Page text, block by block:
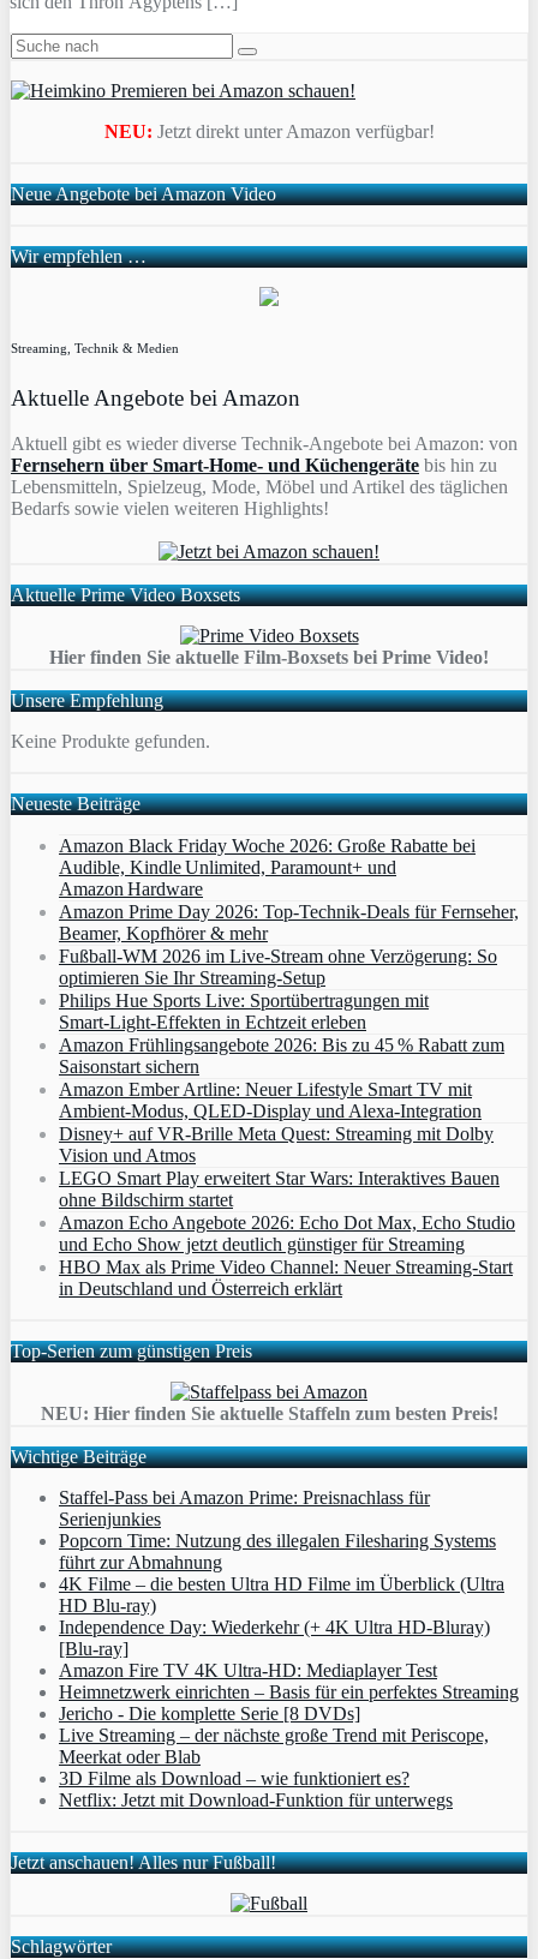
NEU: Jetzt direkt unter Amazon verfügbar!
Neue Angebote bei Amazon Video
Wir empfehlen …
Streaming, Technik & Medien
Aktuelle Angebote bei Amazon
Aktuell gibt es wieder diverse Technik-Angebote bei Amazon: von
Fernsehern über Smart-Home- und Küchengeräte bis hin zu
Lebensmitteln, Spielzeug, Mode, Möbel und Artikel des täglichen
Bedarfs sowie vielen weiteren Highlights!
Aktuelle Prime Video Boxsets
Hier finden Sie aktuelle Film-Boxsets bei Prime Video!
Unsere Empfehlung
Keine Produkte gefunden.
Neueste Beiträge
Amazon Black Friday Woche 2026: Große Rabatte bei
Audible, Kindle Unlimited, Paramount+ und
Amazon Hardware
Amazon Prime Day 2026: Top-Technik-Deals für Fernseher,
Beamer, Kopfhörer & mehr
Fußball-WM 2026 im Live-Stream ohne Verzögerung: So
optimieren Sie Ihr Streaming-Setup
Philips Hue Sports Live: Sportübertragungen mit
Smart‑Light‑Effekten in Echtzeit erleben
Amazon Frühlingsangebote 2026: Bis zu 45 % Rabatt zum
Saisonstart sichern
Amazon Ember Artline: Neuer Lifestyle Smart TV mit
Ambient‑Modus, QLED‑Display und Alexa‑Integration
Disney+ auf VR-Brille Meta Quest: Streaming mit Dolby
Vision und Atmos
LEGO Smart Play erweitert Star Wars: Interaktives Bauen
ohne Bildschirm startet
Amazon Echo Angebote 2026: Echo Dot Max, Echo Studio
und Echo Show jetzt deutlich günstiger für Streaming
HBO Max als Prime Video Channel: Neuer Streaming‑Start
in Deutschland und Österreich erklärt
Top-Serien zum günstigen Preis
NEU: Hier finden Sie aktuelle Staffeln zum besten Preis!
Wichtige Beiträge
Staffel-Pass bei Amazon Prime: Preisnachlass für
Serienjunkies
Popcorn Time: Nutzung des illegalen Filesharing Systems
führt zur Abmahnung
4K Filme – die besten Ultra HD Filme im Überblick (Ultra
HD Blu-ray)
Independence Day: Wiederkehr (+ 4K Ultra HD-Bluray)
[Blu-ray]
Amazon Fire TV 4K Ultra-HD: Mediaplayer Test
Heimnetzwerk einrichten – Basis für ein perfektes Streaming
Jericho - Die komplette Serie [8 DVDs]
Live Streaming – der nächste große Trend mit Periscope,
Meerkat oder Blab
3D Filme als Download – wie funktioniert es?
Netflix: Jetzt mit Download-Funktion für unterwegs
Jetzt anschauen! Alles nur Fußball!
Schlagwörter